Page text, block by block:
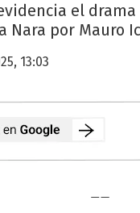
el
Nara por Mauro
13:03